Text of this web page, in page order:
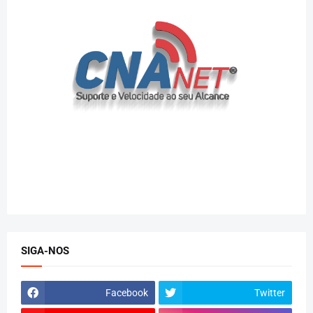
SIGA-NOS
Facebook Twitter